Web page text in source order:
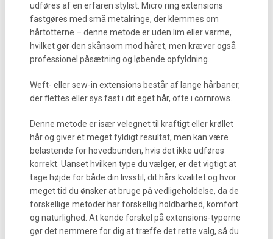
udføres af en erfaren stylist. Micro ring extensions
fastgøres med små metalringe, der klemmes om
hårtotterne – denne metode er uden lim eller varme,
hvilket gør den skånsom mod håret, men kræver også
professionel påsætning og løbende opfyldning.
Weft- eller sew-in extensions består af lange hårbaner,
der flettes eller sys fast i dit eget hår, ofte i cornrows.
Denne metode er især velegnet til kraftigt eller krøllet
hår og giver et meget fyldigt resultat, men kan være
belastende for hovedbunden, hvis det ikke udføres
korrekt. Uanset hvilken type du vælger, er det vigtigt at
tage højde for både din livsstil, dit hårs kvalitet og hvor
meget tid du ønsker at bruge på vedligeholdelse, da de
forskellige metoder har forskellig holdbarhed, komfort
og naturlighed. At kende forskel på extensions-typerne
gør det nemmere for dig at træffe det rette valg, så du